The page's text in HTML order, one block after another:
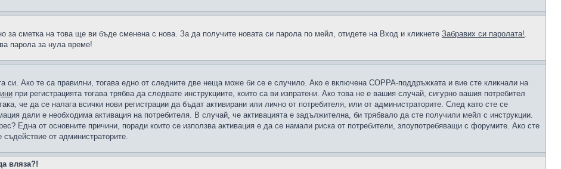
за сметка на това ще ви бъде сменена с нова. За да получите новата си парола по мейл, отидете на Вход и кликнете Забравих си паролата!.
парола за нула време!
си. Ако те са правилни, тогава едно от следните две неща може би се е случило. Ако е включена COPPA-поддръжката и вие сте кликнали на
при регистрацията тогава трябва да следвате инструкциите, които са ви изпратени. Ако това не е вашия случай, сигурно вашия потребител
че да се налага всички нови регистрации да бъдат активирани или лично от потребителя, или от администраторите. След като сте се
дали е необходима активация на потребителя. В случай, че активацията е задължителна, би трябвало да сте получили мейл с инструкции.
Една от основните причини, поради които се използва активация е да се намали риска от потребители, злоупотребяващи с форумите. Ако сте
от администраторите.
вляза?!